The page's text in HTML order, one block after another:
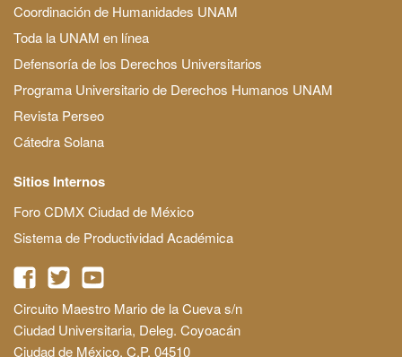
Coordinación de Humanidades UNAM
Toda la UNAM en línea
Defensoría de los Derechos Universitarios
Programa Universitario de Derechos Humanos UNAM
Revista Perseo
Cátedra Solana
Sitios Internos
Foro CDMX Ciudad de México
Sistema de Productividad Académica
Circuito Maestro Mario de la Cueva s/n
Ciudad Universitaria, Deleg. Coyoacán
Ciudad de México, C.P. 04510